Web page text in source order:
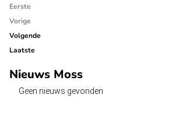
Eerste
Vorige
Volgende
Laatste
Nieuws Moss
Geen nieuws gevonden